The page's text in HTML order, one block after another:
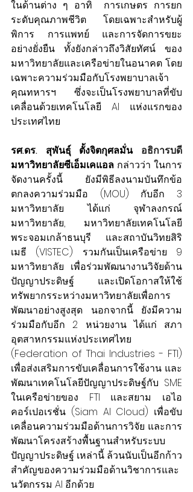
ในด้านต่าง ๆ อาทิ  การเกษตร การยก
ระดับคุณภาพชีวิต โดยเฉพาะสำหรับผู้
พิการ การแพทย์ และการจัดการขยะ
อย่างยั่งยืน ทั้งยังกล่าวถึงวิสัยทัศน์ ของ
มหาวิทยาลัยและเครือข่ายในอนาคต โดย
เฉพาะความร่วมมือกับโรงพยาบาลเจ้า
คุณทหารฯ  ซึ่งจะเป็นโรงพยาบาลที่ขับ
เคลื่อนด้วยเทคโนโลยี AI แห่งแรกของ
ประเทศไทย
รศ.ดร. สุพันธุ์ ตั้งจิตกุศลมั่น อธิการบดี
มหาวิทยาลัยซีเอ็มเคแอล กล่าวว่า ในการ
จัดงานครั้งนี้ ยังมีพิธีลงนามบันทึกข้อ
ตกลงความร่วมมือ (MOU) กับอีก 3
มหาวิทยาลัย ได้แก่ จุฬาลงกรณ์
มหาวิทยาลัย, มหาวิทยาลัยเทคโนโลยี
พระจอมเกล้าธนบุรี และสถาบันวิทยสิริ
เมธี (VISTEC) รวมกันเป็นเครือข่าย 9
มหาวิทยาลัย เพื่อร่วมพัฒนางานวิจัยด้าน
ปัญญาประดิษฐ์ และเปิดโอกาสให้ใช้
ทรัพยากรระหว่างมหาวิทยาลัยเพื่อการ
พัฒนาอย่างสูงสุด นอกจากนี้ ยังมีความ
ร่วมมือกับอีก 2 หน่วยงาน ได้แก่ สภา
อุตสาหกรรมแห่งประเทศไทย
(Federation of Thai Industries - FTI)
เพื่อส่งเสริมการขับเคลื่อนการใช้งาน และ
พัฒนาเทคโนโลยีปัญญาประดิษฐ์กับ SME
ในเครือข่ายของ FTI และสยาม เอไอ
คอร์เปอเรชั่น (Siam AI Cloud) เพื่อขับ
เคลื่อนความร่วมมือด้านการวิจัย และการ
พัฒนาโครงสร้างพื้นฐานสำหรับระบบ
ปัญญาประดิษฐ์ เหล่านี้ ล้วนนับเป็นอีกก้าว
สำคัญของความร่วมมือด้านวิชาการและ
นวัตกรรม AI อีกด้วย